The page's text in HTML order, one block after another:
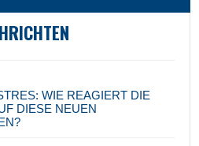
WIE REAGIERT DIE
DIESE NEUEN